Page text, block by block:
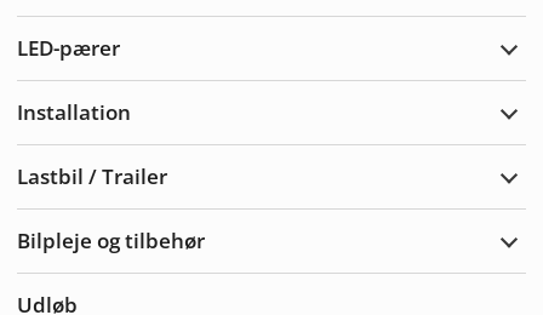
LED-pærer
Installation
Lastbil / Trailer
Bilpleje og tilbehør
Udløb